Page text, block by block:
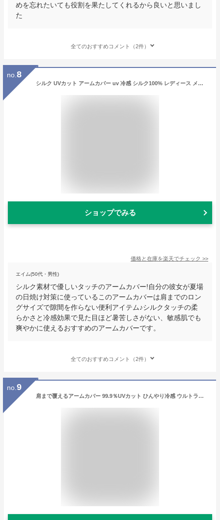
めを忘れたいても役割を果たしてくれるから良いと思いまし
た
全てのおすすめコメント（2件）
no. 8
シルク UVカット アームカバー uv 冷感 シルク100% レディース メンズ 紫外線 超ロング 75センチ 日焼け対策 涼しい ゆったり 汗取り 敏感肌 薄手 運転 日本製 指なし UV手袋 肩まで フリーサイズ 841[I:9/40]
ショップでみる
価格と在庫を楽天でチェック >>
エイム(50代・男性)
シルク素材で優しいタッチのアームカバー!自分の彼女が夏場
の日焼け対策に使っているこのアームカバーは肩までのロン
グサイズで隙間を作らない便利アイテム♪シルクタッチの柔
らかさと冷感効果で見た目ほど暑苦しさがない、敏感肌でも
爽やかに使えるおすすめのアームカバーです。
全てのおすすめコメント（2件）
no. 9
肩まで覆えるアームカバー 99.9％UVカット ひんやり冷感 ウルトラロング 滑り止め 手の甲 親指あり レディース UVアームカバー 紫外線対策 UV UVカット 日焼け対策 花 かわいい おしゃれ 夏 接触冷感